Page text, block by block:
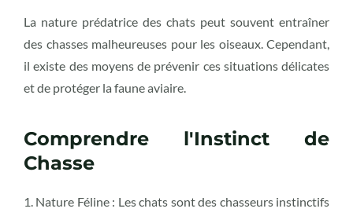
La nature prédatrice des chats peut souvent entraîner
des chasses malheureuses pour les oiseaux. Cependant,
il existe des moyens de prévenir ces situations délicates
et de protéger la faune aviaire.
Comprendre l'Instinct de
Chasse
1. Nature Féline : Les chats sont des chasseurs instinctifs